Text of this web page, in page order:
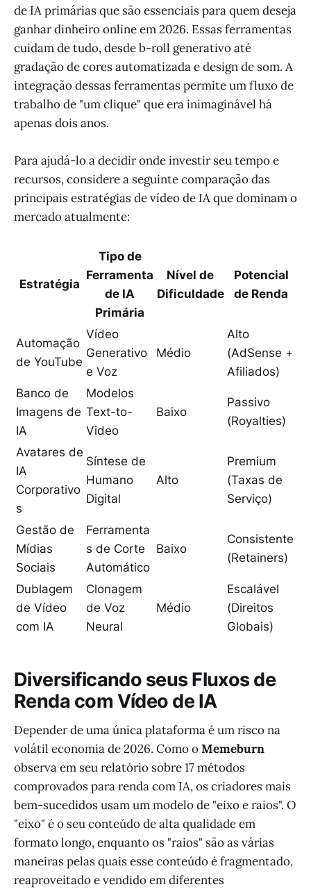
de IA primárias que são essenciais para quem deseja
ganhar dinheiro online em 2026. Essas ferramentas
cuidam de tudo, desde b-roll generativo até
gradação de cores automatizada e design de som. A
integração dessas ferramentas permite um fluxo de
trabalho de "um clique" que era inimaginável há
apenas dois anos.
Para ajudá-lo a decidir onde investir seu tempo e
recursos, considere a seguinte comparação das
principais estratégias de vídeo de IA que dominam o
mercado atualmente:
Estratégia
Tipo de
Ferramenta
de IA
Primária
Nível de
Dificuldade
Potencial
de Renda
Automação
de YouTube
Vídeo
Generativo
e Voz
Médio
Alto
(AdSense +
Afiliados)
Banco de
Imagens de
IA
Modelos
Text-to-
Video
Baixo
Passivo
(Royalties)
Avatares de
IA
Corporativo
s
Síntese de
Humano
Digital
Alto
Premium
(Taxas de
Serviço)
Gestão de
Mídias
Sociais
Ferramenta
s de Corte
Automático
Baixo
Consistente
(Retainers)
Dublagem
de Vídeo
com IA
Clonagem
de Voz
Neural
Médio
Escalável
(Direitos
Globais)
Diversificando seus Fluxos de
Renda com Vídeo de IA
Depender de uma única plataforma é um risco na
volátil economia de 2026. Como oMemeburn
observa em seu relatório sobre 17 métodos
comprovados para renda com IA, os criadores mais
bem-sucedidos usam um modelo de "eixo e raios". O
"eixo" é o seu conteúdo de alta qualidade em
formato longo, enquanto os "raios" são as várias
maneiras pelas quais esse conteúdo é fragmentado,
reaproveitado e vendido em diferentes